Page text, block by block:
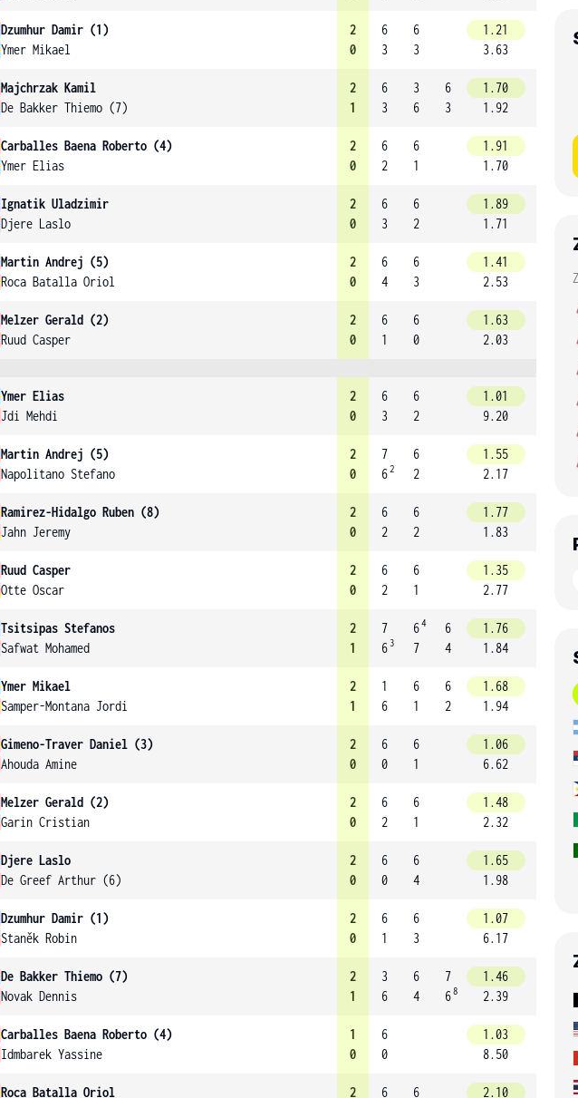
Dzumhur Damir (1)
Ymer Mikael
2
0
6
3
6
3
1.21
3.63
Majchrzak Kamil
De Bakker Thiemo (7)
2
1
6
3
3
6
6
3
1.70
1.92
Carballes Baena Roberto (4)
Ymer Elias
2
0
6
2
6
1
1.91
1.70
Ignatik Uladzimir
Djere Laslo
2
0
6
3
6
2
1.89
1.71
Martin Andrej (5)
Roca Batalla Oriol
2
0
6
4
6
3
1.41
2.53
Melzer Gerald (2)
Ruud Casper
2
0
6
1
6
0
1.63
2.03
Ymer Elias
Jdi Mehdi
2
0
6
3
6
2
1.01
9.20
Martin Andrej (5)
Napolitano Stefano
2
0
7
62
6
2
1.55
2.17
Ramirez-Hidalgo Ruben (8)
Jahn Jeremy
2
0
6
2
6
2
1.77
1.83
Ruud Casper
Otte Oscar
2
0
6
2
6
1
1.35
2.77
Tsitsipas Stefanos
Safwat Mohamed
2
1
7
6 3
64
7
6
4
1.76
1.84
Ymer Mikael
Samper-Montana Jordi
2
1
1
6
6
1
6
2
1.68
1.94
Gimeno-Traver Daniel (3)
Ahouda Amine
2
0
6
0
6
1
1.06
6.62
Melzer Gerald (2)
Garin Cristian
2
0
6
2
6
1
1.48
2.32
Djere Laslo
De Greef Arthur (6)
2
0
6
0
6
4
1.65
1.98
Dzumhur Damir (1)
Staněk Robin
2
0
6
1
6
3
1.07
6.17
De Bakker Thiemo (7)
Novak Dennis
2
1
3
6
6
4
7
68
1.46
2.39
Carballes Baena Roberto (4)
Idmbarek Yassine
1
0
6
0
1.03
8.50
Roca Batalla Oriol 2 6 6 2.10